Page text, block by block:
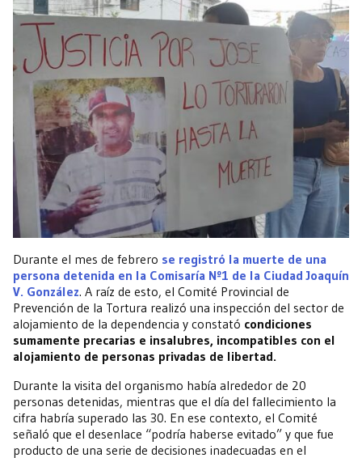
Durante el mes de febrero se registró la muerte de una
persona detenida en la Comisaría Nº1 de la Ciudad Joaquín
V. González. A raíz de esto, el Comité Provincial de
Prevención de la Tortura realizó una inspección del sector de
alojamiento de la dependencia y constató condiciones
sumamente precarias e insalubres, incompatibles con el
alojamiento de personas privadas de libertad.
Durante la visita del organismo había alrededor de 20
personas detenidas, mientras que el día del fallecimiento la
cifra habría superado las 30. En ese contexto, el Comité
señaló que el desenlace “podría haberse evitado” y que fue
producto de una serie de decisiones inadecuadas en el